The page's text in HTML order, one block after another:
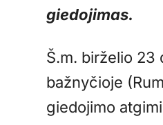
giedojimas.
Š.m. birželio 23
bažnyčioje
giedojimo